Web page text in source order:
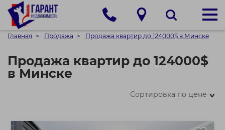
Главная Продажа Продажа квартир до 124000$ в Минске
Продажа квартир до 124000$
в Минске
Сортировка по цене>